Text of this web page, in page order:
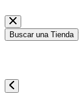
Buscar una Tienda